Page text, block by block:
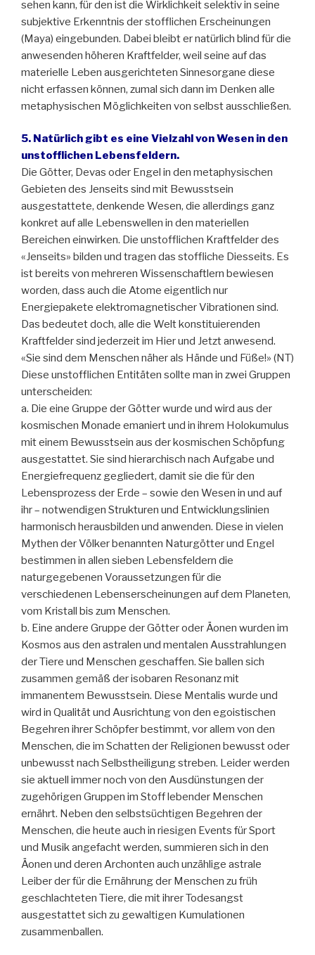
sehen kann, für den ist die Wirklichkeit selektiv in seine
subjektive Erkenntnis der stofflichen Erscheinungen
(Maya) eingebunden. Dabei bleibt er natürlich blind für die
anwesenden höheren Kraftfelder, weil seine auf das
materielle Leben ausgerichteten Sinnesorgane diese
nicht erfassen können, zumal sich dann im Denken alle
metaphysischen Möglichkeiten von selbst ausschließen.
5. Natürlich gibt es eine Vielzahl von Wesen in den
unstofflichen Lebensfeldern.
Die Götter, Devas oder Engel in den metaphysischen
Gebieten des Jenseits sind mit Bewusstsein
ausgestattete, denkende Wesen, die allerdings ganz
konkret auf alle Lebenswellen in den materiellen
Bereichen einwirken. Die unstofflichen Kraftfelder des
«Jenseits» bilden und tragen das stoffliche Diesseits. Es
ist bereits von mehreren Wissenschaftlern bewiesen
worden, dass auch die Atome eigentlich nur
Energiepakete elektromagnetischer Vibrationen sind.
Das bedeutet doch, alle die Welt konstituierenden
Kraftfelder sind jederzeit im Hier und Jetzt anwesend.
«Sie sind dem Menschen näher als Hände und Füße!» (NT)
Diese unstofflichen Entitäten sollte man in zwei Gruppen
unterscheiden:
a. Die eine Gruppe der Götter wurde und wird aus der
kosmischen Monade emaniert und in ihrem Holokumulus
mit einem Bewusstsein aus der kosmischen Schöpfung
ausgestattet. Sie sind hierarchisch nach Aufgabe und
Energiefrequenz gegliedert, damit sie die für den
Lebensprozess der Erde – sowie den Wesen in und auf
ihr – notwendigen Strukturen und Entwicklungslinien
harmonisch herausbilden und anwenden. Diese in vielen
Mythen der Völker benannten Naturgötter und Engel
bestimmen in allen sieben Lebensfeldern die
naturgegebenen Voraussetzungen für die
verschiedenen Lebenserscheinungen auf dem Planeten,
vom Kristall bis zum Menschen.
b. Eine andere Gruppe der Götter oder Äonen wurden im
Kosmos aus den astralen und mentalen Ausstrahlungen
der Tiere und Menschen geschaffen. Sie ballen sich
zusammen gemäß der isobaren Resonanz mit
immanentem Bewusstsein. Diese Mentalis wurde und
wird in Qualität und Ausrichtung von den egoistischen
Begehren ihrer Schöpfer bestimmt, vor allem von den
Menschen, die im Schatten der Religionen bewusst oder
unbewusst nach Selbstheiligung streben. Leider werden
sie aktuell immer noch von den Ausdünstungen der
zugehörigen Gruppen im Stoff lebender Menschen
ernährt. Neben den selbstsüchtigen Begehren der
Menschen, die heute auch in riesigen Events für Sport
und Musik angefacht werden, summieren sich in den
Äonen und deren Archonten auch unzählige astrale
Leiber der für die Ernährung der Menschen zu früh
geschlachteten Tiere, die mit ihrer Todesangst
ausgestattet sich zu gewaltigen Kumulationen
zusammenballen.